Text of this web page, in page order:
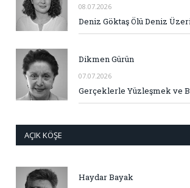
08.07.2026
Deniz Göktaş Ölü Deniz
Dikmen Gürün
07.07.2026
Gerçeklerle Yüzleşmek ve
AÇIK KÖŞE
Haydar Bayak